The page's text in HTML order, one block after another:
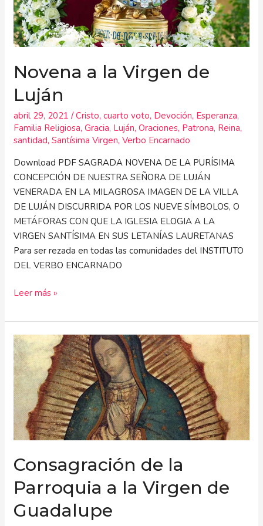
Novena a la Virgen de
Luján
abril 29, 2021/Cristo,cuarto voto, Devoción, Esperanza,
Familia Religiosa,Gracia, Luján,Oraciones, Patrona, Reina,
santidad,Santísima Virgen,Verbo Encarnado
Download PDF SAGRADA NOVENA DE LA PURÍSIMA
CONCEPCIÓN DE NUESTRA SEÑORA DE LUJÁN
VENERADA EN LA MILAGROSA IMAGEN DE LA VILLA
DE LUJÁN DISCURRIDA POR LOS NUEVE SÍMBOLOS, O
METÁFORAS CON QUE LA IGLESIA ELOGIA A LA
VIRGEN SANTÍSIMA EN SUS LETANÍAS LAURETANAS
Para ser rezada en todas las comunidades del INSTITUTO
DEL VERBO ENCARNADO
Leer más »
Consagración de la
Parroquia a la Virgen de
Guadalupe
Consagración
de
la
Parroquia
a
la
Virgen
de
Guadalupe